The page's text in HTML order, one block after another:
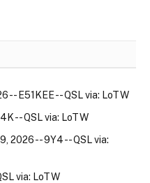
-- E51KEE -- QSL via: LoTW
-- QSL via: LoTW
2026 -- 9Y4 -- QSL via:
via: LoTW